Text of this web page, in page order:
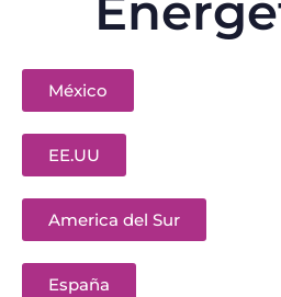
México
EE.UU
America del Sur
España